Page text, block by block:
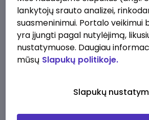
prieš 16 val.
Veiklos užtikrinimo ir atitikties
(-ė) (Kaunas) (Kaunas, LT)
lankytojų srauto analizei,
suasmeninimui. Portalo veikimui
yra įjungti pagal nutylėjimą,
nustatymuose. Daugiau
mūsų Slapukų politikoje.
Slapukų